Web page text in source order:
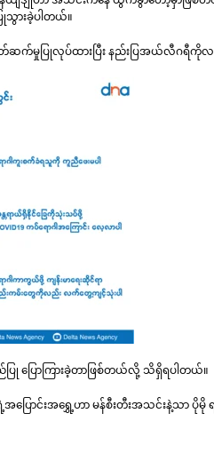
ားခဲ့ပါတယ်။
ဆက်မှုပြုလုပ်ထားပြီး နည်းပြအယ်လီဂရီကို
ြောကြားခဲ့တာဖြစ်တယ်လို့ သိရှိရပါတယ်။
းအရွှေ့ဟာ မန်စီးတီးအသင်းနဲ့သာ ပိုမို ရာခို